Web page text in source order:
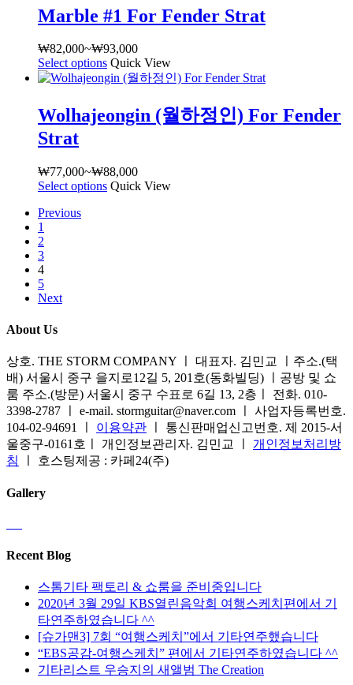
수
있
니
다
서
옵
션
을
선
수
니
다
다.
상
품
페
이
서
을
선
품
있
습
니
상
이
지
습
니
다
₩82,000~₩93,000
품
션
이
이
품
습
니
을
선
택
할
수
있
습
Marble #1 For Fender Strat
₩82,000~₩93,000가
격
범
₩82,000~₩93,000
Select options 여
러
품
옵
이
상
이
지
에
서
옵
션
을
다
Quick View
Wolhajeongin (월하정인) For Fender
Strat
₩77,000~₩88,000가
격
Select options 여
있
습
니
다.
상
품
페
을
선
택
할
수
있
Quick View
Previous
1
2
3
4
5
Next
About Us
상호. THE STORM COMPANY ㅣ 대표자. 김민교 ㅣ주소.(택
배) 서울시 중구 을지로12길 5, 201호(동화빌딩) ㅣ공방 및 쇼
룸 주소.(방문) 서울시 중구 수표로 6길 13, 2층ㅣ 전화. 010-
3398-2787 ㅣ e-mail. stormguitar@naver.com ㅣ 사업자등록번호.
104-02-94691 ㅣ 이용약관 ㅣ 통신판매업신고번호. 제 2015-서
울중구-0161호ㅣ 개인정보관리자. 김민교 ㅣ 개인정보처리방
침
ㅣ 호스팅제공 : 카페24(주)
Gallery
Recent Blog
스톰기타 팩토리 & 쇼룸을 준비중입니다
2020년 3월 29일 KBS열린음악회 여행스케치편에서 기
타연주하였습니다 ^^
[슈가맨3] 7회 “여행스케치”에서 기타연주했습니다
“EBS공감-여행스케치” 편에서 기타연주하였습니다 ^^
기타리스트 우승지의 새앨범 The Creation